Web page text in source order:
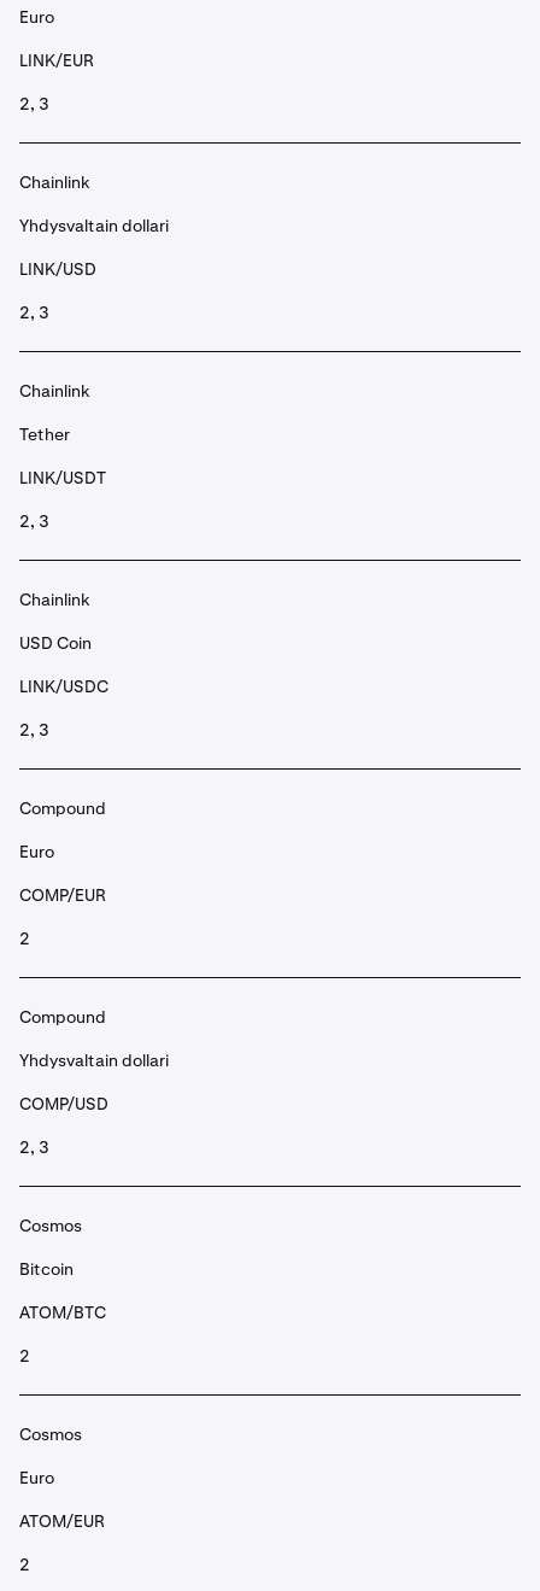
Euro
LINK/EUR
2, 3
Chainlink
Yhdysvaltain dollari
LINK/USD
2, 3
Chainlink
Tether
LINK/USDT
2, 3
Chainlink
USD Coin
LINK/USDC
2, 3
Compound
Euro
COMP/EUR
2
Compound
Yhdysvaltain dollari
COMP/USD
2, 3
Cosmos
Bitcoin
ATOM/BTC
2
Cosmos
Euro
ATOM/EUR
2